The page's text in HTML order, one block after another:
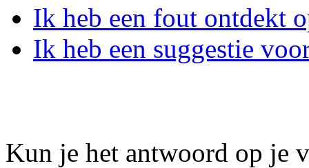
Ik heb een fout ontdekt
Ik heb een suggestie
Kun je het antwoord op je